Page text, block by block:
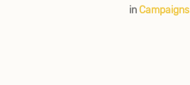
inCampaigns